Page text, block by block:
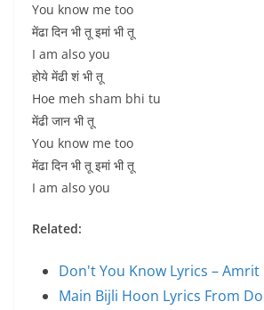
You know me too
मेंढा दिन भी तू इमां भी तू
I am also you
होये मेंढी शं भी तू
Hoe meh sham bhi tu
मेंढी जान भी तू
You know me too
मेंढा दिन भी तू इमां भी तू
I am also you
Related:
Don't You Know Lyrics – Amrit
Main Bijli Hoon Lyrics From